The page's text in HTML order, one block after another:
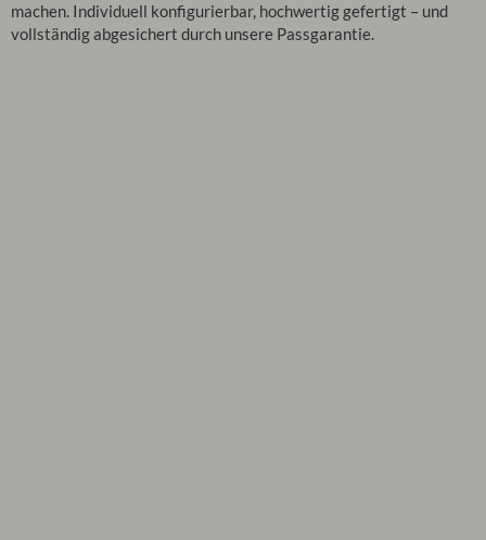
machen. Individuell konfigurierbar, hochwertig gefertigt – und
vollständig abgesichert durch unsere Passgarantie.